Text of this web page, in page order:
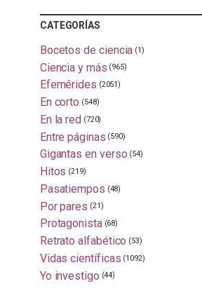
CATEGORÍAS
Bocetos de ciencia (1)
Ciencia y más (965)
Efemérides (2051)
En corto (548)
En la red (720)
Entre páginas (590)
Gigantas en verso (54)
Hitos (219)
Pasatiempos (48)
Por pares (21)
Protagonista (68)
Retrato alfabético (53)
Vidas científicas (1092)
Yo investigo (44)